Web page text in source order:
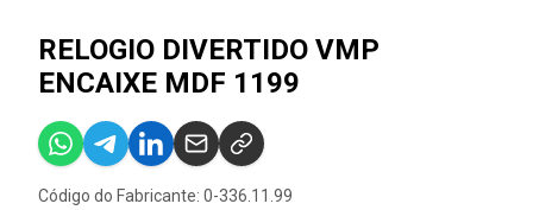
RELOGIO DIVERTIDO VMP
ENCAIXE MDF 1199
Código do Fabricante: 0-336.11.99